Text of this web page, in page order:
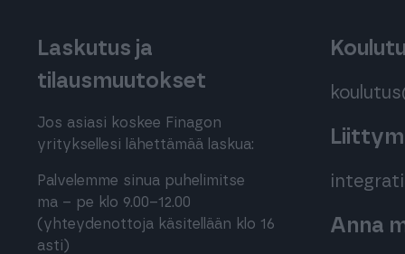
Laskutus ja
tilausmuutokset
Jos asiasi koskee Finagon
yrityksellesi lähettämää laskua:
Palvelemme sinua puhelimitse
ma – pe klo 9.00–12.00
(yhteydenottoja käsitellään klo 16
asti)
Anna